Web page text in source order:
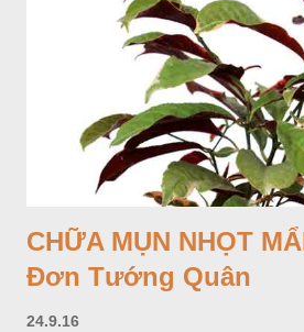
CHỮA MỤN NHỌT
Đơn Tướng Quân
24.9.16